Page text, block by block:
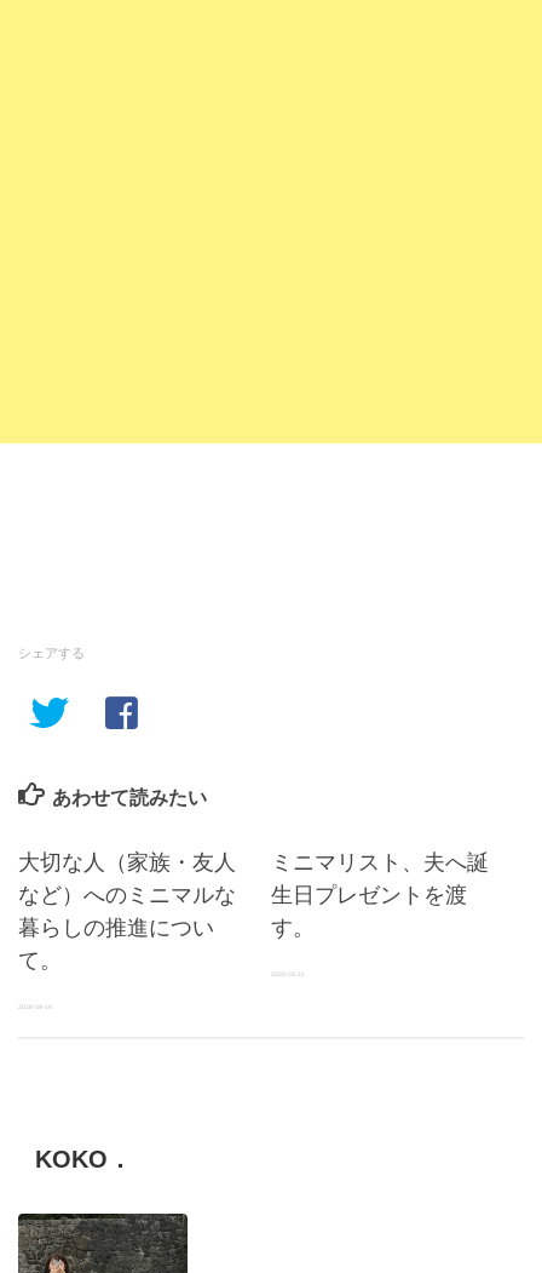
シェアする
あわせて読みたい
大切な人（家族・友人
など）へのミニマルな
暮らしの推進につい
て。
2018-09-14
ミニマリスト、夫へ誕
生日プレゼントを渡
す。
2020-03-21
KOKO．